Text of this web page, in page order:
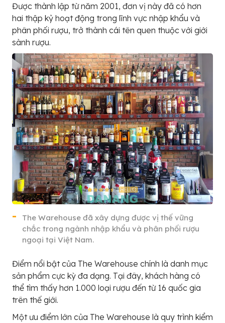
Được thành lập từ năm 2001, đơn vị này đã có hơn
hai thập kỷ hoạt động trong lĩnh vực nhập khẩu và
phân phối rượu, trở thành cái tên quen thuộc với giới
sành rượu.
The Warehouse đã xây dựng được vị thế vững
chắc trong ngành nhập khẩu và phân phối rượu
ngoại tại Việt Nam.
Điểm nổi bật của The Warehouse chính là danh mục
sản phẩm cực kỳ đa dạng. Tại đây, khách hàng có
thể tìm thấy hơn 1.000 loại rượu đến từ 16 quốc gia
trên thế giới.
Một ưu điểm lớn của The Warehouse là quy trình kiểm